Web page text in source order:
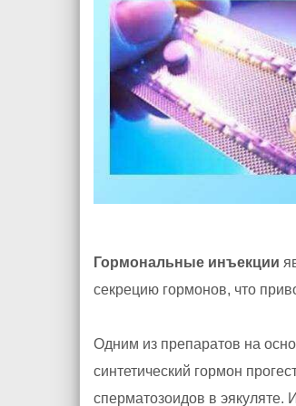
Гормональные инъекции
секрецию гормонов, что
Одним из препаратов на
синтетический гормон
сперматозоидов в эякуляте.